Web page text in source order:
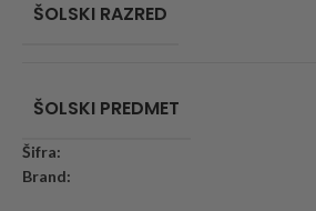
ŠOLSKI RAZRED
ŠOLSKI PREDMET
Šifra:
Brand: